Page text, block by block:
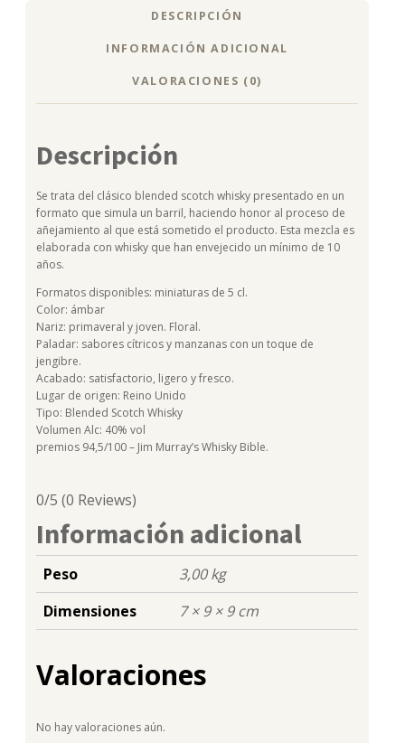
DESCRIPCIÓN
INFORMACIÓN ADICIONAL
VALORACIONES (0)
Descripción
Se trata del clásico blended scotch whisky presentado en un
formato que simula un barril, haciendo honor al proceso de
añejamiento al que está sometido el producto. Esta mezcla es
elaborada con whisky que han envejecido un mínimo de 10
años.
Formatos disponibles: miniaturas de 5 cl.
Color: ámbar
Nariz: primaveral y joven. Floral.
Paladar: sabores cítricos y manzanas con un toque de
jengibre.
Acabado: satisfactorio, ligero y fresco.
Lugar de origen: Reino Unido
Tipo: Blended Scotch Whisky
Volumen Alc: 40% vol
premios 94,5/100 – Jim Murray’s Whisky Bible.
0/5 (0 Reviews)
Información adicional
Peso
3,00 kg
Dimensiones
7 × 9 × 9 cm
Valoraciones
No hay valoraciones aún.